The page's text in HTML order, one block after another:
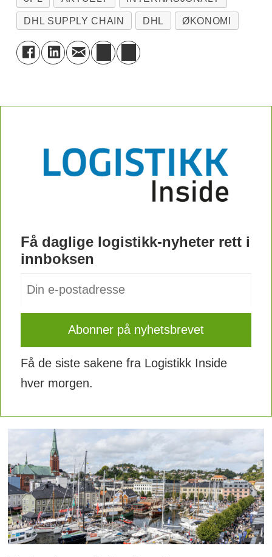
DHL SUPPLY CHAIN DHL ØKONOMI
Få daglige logistikk-nyheter rett i
innboksen
Få de siste sakene fra Logistikk Inside
hver morgen.